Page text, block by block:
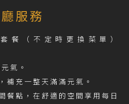
服務
餐（不定時更換菜單）
氣。
補充一整天滿滿元氣。
餐點，在舒適的空間享用每日